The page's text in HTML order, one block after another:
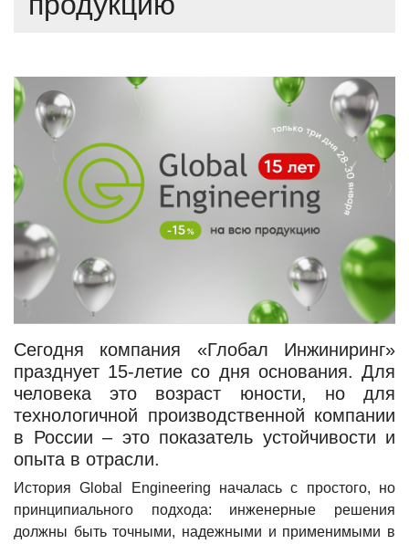
Сегодня компания «Глобал Инжиниринг»
празднует 15-летие со дня основания. Для
человека это возраст юности, но для
технологичной производственной компании
в России – это показатель устойчивости и
опыта в отрасли.
История Global Engineering началась с простого, но
принципиального подхода: инженерные решения
должны быть точными, надежными и применимыми в